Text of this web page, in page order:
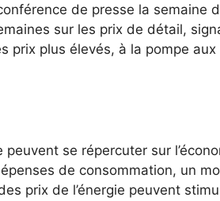
de presse la semaine
sur les prix de détail,
prix plus élevés, à la pompe
se répercuter sur
de consommation, un
prix de l’énergie peuvent